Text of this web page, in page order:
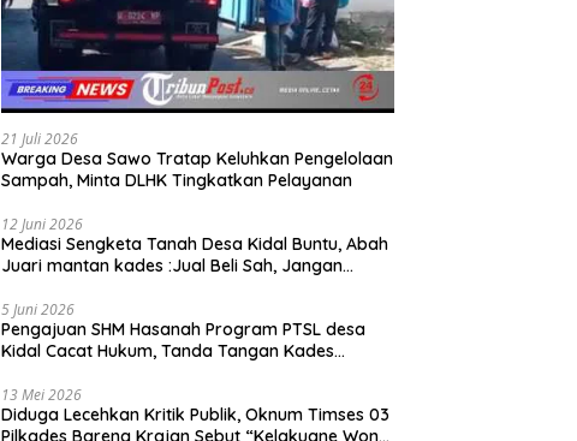
21 Juli 2026
Warga Desa Sawo Tratap Keluhkan Pengelolaan
Sampah, Minta DLHK Tingkatkan Pelayanan
12 Juni 2026
Mediasi Sengketa Tanah Desa Kidal Buntu, Abah
Juari mantan kades :Jual Beli Sah, Jangan
Membatalkan Hak Warga.
5 Juni 2026
Pengajuan SHM Hasanah Program PTSL desa
Kidal Cacat Hukum, Tanda Tangan Kades
13 Mei 2026
Diduga Lecehkan Kritik Publik, Oknum Timses 03
Pilkades Bareng Krajan Sebut “Kelakuane Wong